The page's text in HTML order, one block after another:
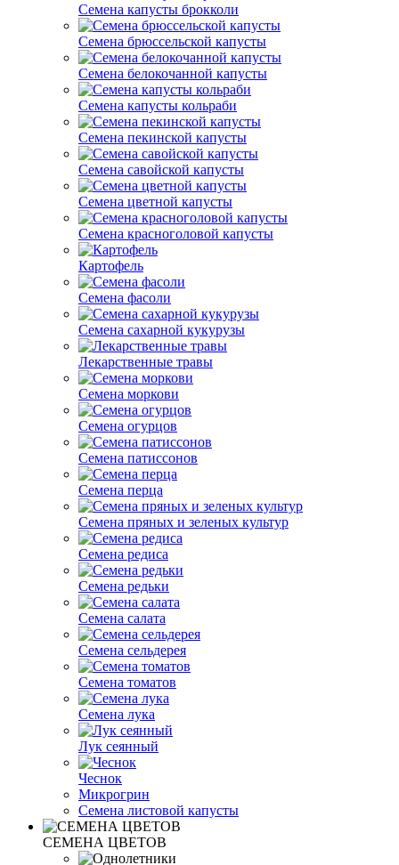
Семена капусты брокколи
Семена брюссельской капусты
Семена белокочанной капусты
Семена капусты кольраби
Семена пекинской капусты
Семена савойской капусты
Семена цветной капусты
Семена красноголовой капусты
Картофель
Семена фасоли
Семена сахарной кукурузы
Лекарственные травы
Семена моркови
Семена огурцов
Семена патиссонов
Семена перца
Семена пряных и зеленых культур
Семена редиса
Семена редьки
Семена салата
Семена сельдерея
Семена томатов
Семена лука
Лук сеянный
Чеснок
Микрогрин
Семена листовой капусты
СЕМЕНА ЦВЕТОВ